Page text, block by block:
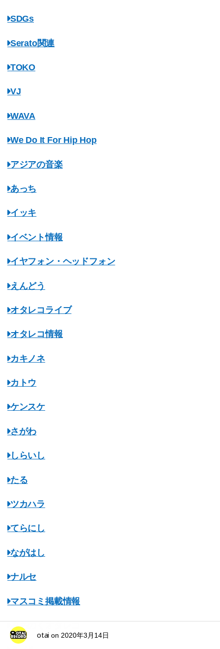
SDGs
Serato関連
TOKO
VJ
WAVA
We Do It For Hip Hop
アジアの音楽
あっち
イッキ
イベント情報
イヤフォン・ヘッドフォン
えんどう
オタレコライブ
オタレコ情報
カキノネ
カトウ
ケンスケ
さがわ
しらいし
たる
ツカハラ
てらにし
ながはし
ナルセ
マスコミ掲載情報
みちのくオタレコ
otai on 2020年3月14日